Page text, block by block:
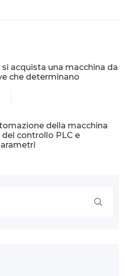
acquista una macchina da
che determinano
della macchina
controllo PLC e